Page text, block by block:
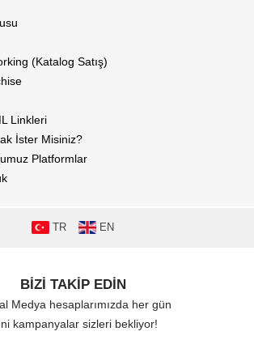
(Katalog Satış)
Linkleri
İster Misiniz?
Platformlar
TR EN
BİZİ TAKİP EDİN
Medya hesaplarımızda her gün
kampanyalar sizleri bekliyor!